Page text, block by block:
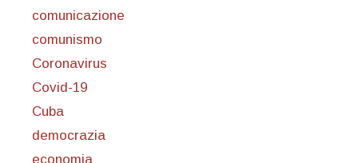
comunicazione
comunismo
Coronavirus
Covid-19
Cuba
democrazia
economia